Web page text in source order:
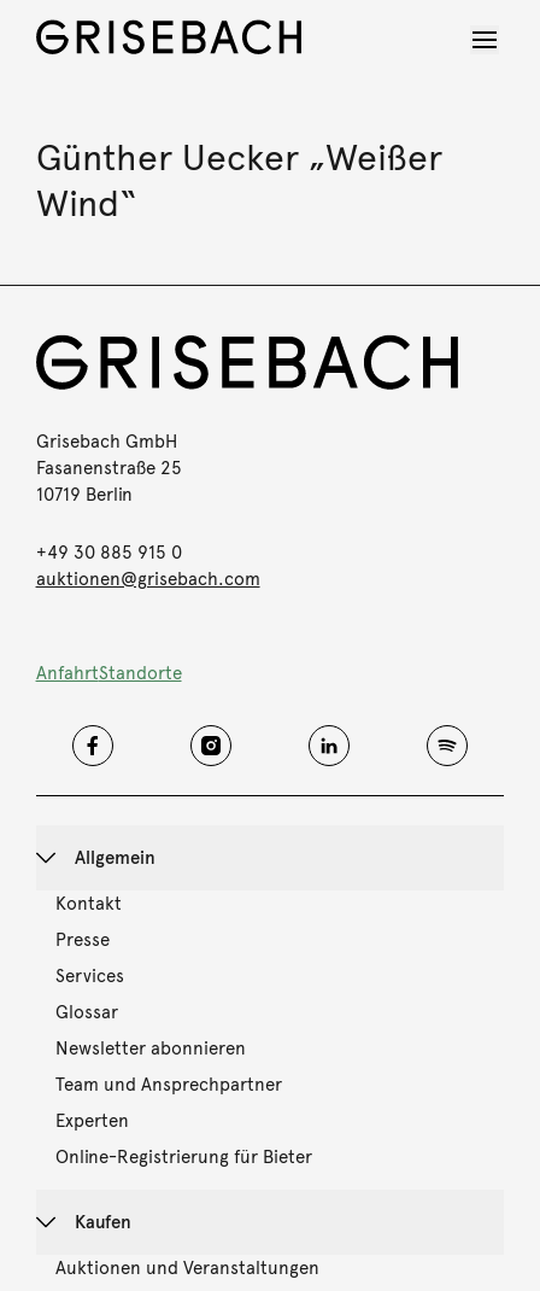
Günther Uecker „Weißer
Wind“
Grisebach GmbH
Fasanenstraße 25
10719 Berlin
+49 30 885 915 0
auktionen@grisebach.com
AnfahrtStandorte
Allgemein
Kontakt
Presse
Services
Glossar
Newsletter abonnieren
Team und Ansprechpartner
Experten
Online-Registrierung für Bieter
Kaufen
Auktionen und Veranstaltungen